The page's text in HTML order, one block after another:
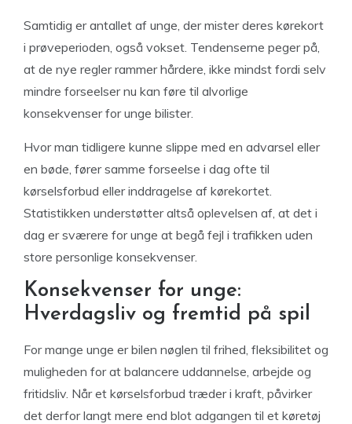
Samtidig er antallet af unge, der mister deres kørekort
i prøveperioden, også vokset. Tendenserne peger på,
at de nye regler rammer hårdere, ikke mindst fordi selv
mindre forseelser nu kan føre til alvorlige
konsekvenser for unge bilister.
Hvor man tidligere kunne slippe med en advarsel eller
en bøde, fører samme forseelse i dag ofte til
kørselsforbud eller inddragelse af kørekortet.
Statistikken understøtter altså oplevelsen af, at det i
dag er sværere for unge at begå fejl i trafikken uden
store personlige konsekvenser.
Konsekvenser for unge:
Hverdagsliv og fremtid på spil
For mange unge er bilen nøglen til frihed, fleksibilitet og
muligheden for at balancere uddannelse, arbejde og
fritidsliv. Når et kørselsforbud træder i kraft, påvirker
det derfor langt mere end blot adgangen til et køretøj